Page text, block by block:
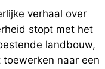
verhaal over
stopt met het
landbouw,
naar een